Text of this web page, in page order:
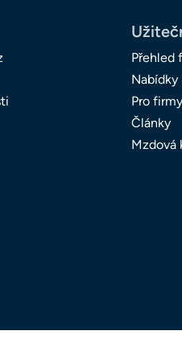
Přehled
Nabídky
Pro firmy
Články
Mzdová